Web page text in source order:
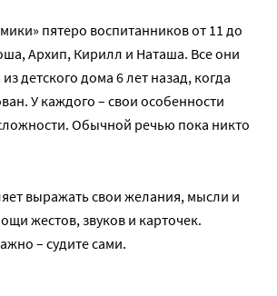
пятеро воспитанников от 11 до
Архип, Кирилл и Наташа. Все они
детского дома 6 лет назад, когда
У каждого – свои особенности
Обычной речью пока никто
выражать свои желания, мысли и
жестов, звуков и карточек.
– судите сами.